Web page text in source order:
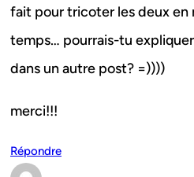
fait pour tricoter les deux en
temps… pourrais-tu
dans un autre post? =))))
merci!!!
Répondre